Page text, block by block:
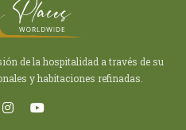
de la hospitalidad a través de su
y habitaciones refinadas.